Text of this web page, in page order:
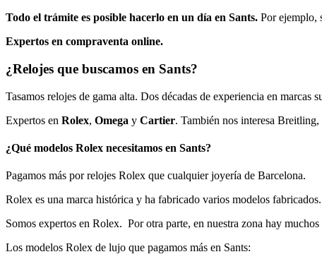
Todo el trámite es posible hacerlo en un día en Sants. Por ejemplo,
Expertos en compraventa online.
¿Relojes que buscamos en Sants?
Tasamos relojes de gama alta. Dos décadas de experiencia en marcas
Expertos en Rolex, Omega y Cartier. También nos interesa
¿Qué modelos Rolex necesitamos en Sants?
Pagamos más por relojes Rolex que cualquier joyería de Barcelona.
Rolex es una marca histórica y ha fabricado varios modelos
Somos expertos en Rolex. Por otra parte, en nuestra zona hay
Los modelos Rolex de lujo que pagamos más en Sants: